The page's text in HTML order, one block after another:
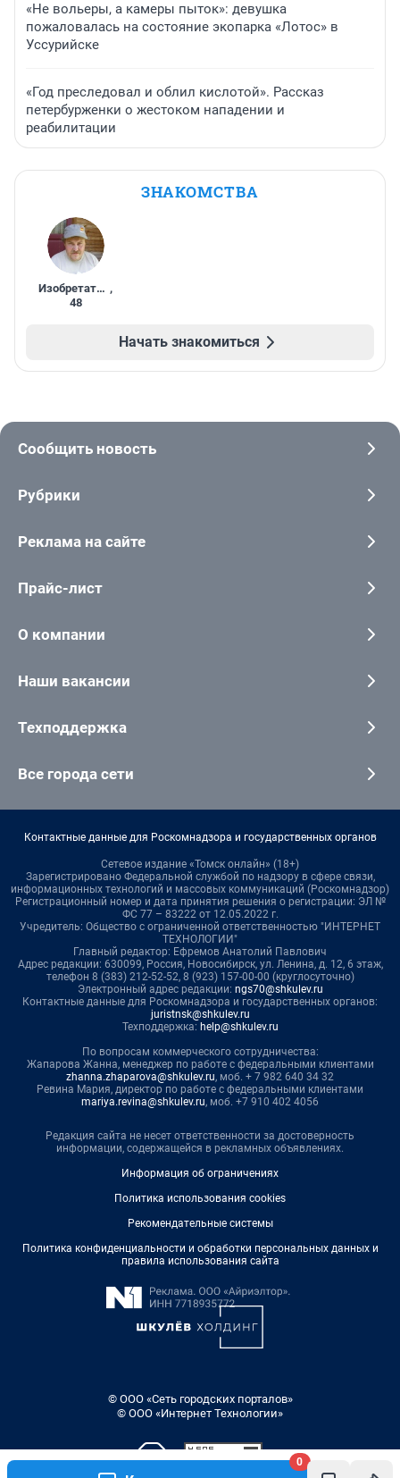
0
«Не вольеры, а камеры пыток»: девушка
пожаловалась на состояние экопарка «Лотос» в
Уссурийске
«Год преследовал и облил кислотой». Рассказ
петербурженки о жестоком нападении и
реабилитации
ЗНАКОМСТВА
Изобретатель ,
48
Начать знакомиться
Сообщить новость
Рубрики
Реклама на сайте
Прайс-лист
О компании
Наши вакансии
Техподдержка
Все города сети
Контактные данные для Роскомнадзора и государственных органов
Сетевое издание «Томск онлайн» (18+)
Зарегистрировано Федеральной службой по надзору в сфере связи,
информационных технологий и массовых коммуникаций (Роскомнадзор)
Регистрационный номер и дата принятия решения о регистрации: ЭЛ №
ФС 77 – 83222 от 12.05.2022 г.
Учредитель: Общество с ограниченной ответственностью "ИНТЕРНЕТ
ТЕХНОЛОГИИ"
Главный редактор: Ефремов Анатолий Павлович
Адрес редакции: 630099, Россия, Новосибирск, ул. Ленина, д. 12, 6 этаж,
телефон 8 (383) 212-52-52, 8 (923) 157-00-00 (круглосуточно)
Электронный адрес редакции: ngs70@shkulev.ru
Контактные данные для Роскомнадзора и государственных органов:
juristnsk@shkulev.ru
Техподдержка: help@shkulev.ru
По вопросам коммерческого сотрудничества:
Жапарова Жанна, менеджер по работе с федеральными клиентами
zhanna.zhaparova@shkulev.ru, моб. + 7 982 640 34 32
Ревина Мария, директор по работе с федеральными клиентами
mariya.revina@shkulev.ru, моб. +7 910 402 4056
Редакция сайта не несет ответственности за достоверность
информации, содержащейся в рекламных объявлениях.
Информация об ограничениях
Политика использования cookies
Рекомендательные системы
Политика конфиденциальности и обработки персональных данных и
правила использования сайта
© ООО «Сеть городских порталов»
© ООО «Интернет Технологии»